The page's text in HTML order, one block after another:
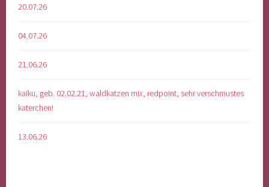
20.07.26
04.07.26
21.06.26
kaiku, geb. 02.02.21, waldkatzen mix, redpoint, sehr verschmustes
katerchen!
13.06.26